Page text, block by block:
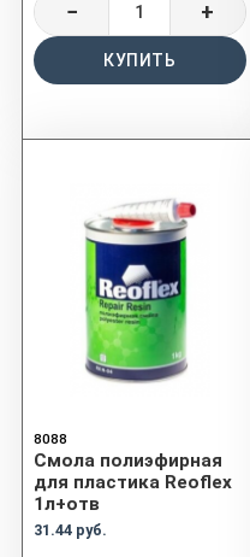
− +
КУПИТЬ
8088
Смола полиэфирная
для пластика Reoflex
1л+отв
31.44 руб.